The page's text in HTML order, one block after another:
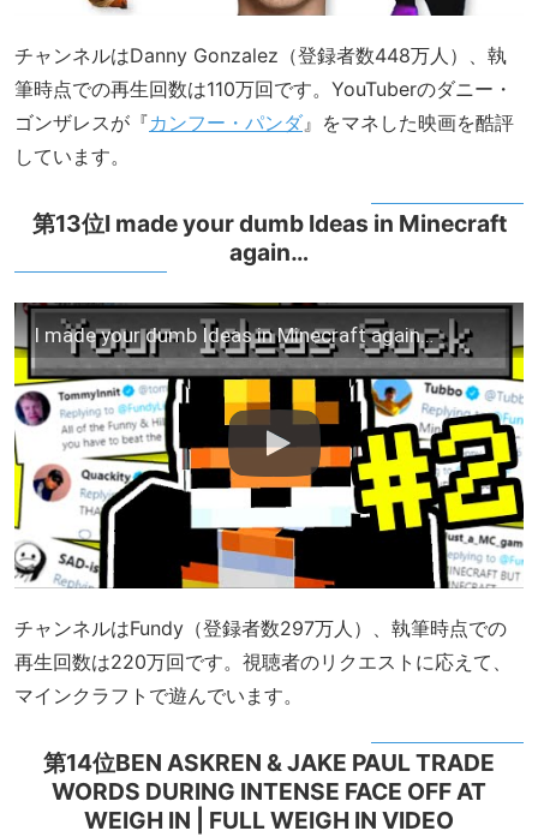
チャンネルはDanny Gonzalez（登録者数448万人）、執
筆時点での再生回数は110万回です。YouTuberのダニー・
ゴンザレスが『カンフー・パンダ 』をマネした映画を酷評
しています。
第13位I made your dumb Ideas in Minecraft
again…
I made your dumb Ideas in Minecraft again…
チャンネルはFundy（登録者数297万人）、執筆時点での
再生回数は220万回です。視聴者のリクエストに応えて、
マインクラフトで遊んでいます。
第14位BEN ASKREN & JAKE PAUL TRADE
WORDS DURING INTENSE FACE OFF AT
WEIGH IN | FULL WEIGH IN VIDEO